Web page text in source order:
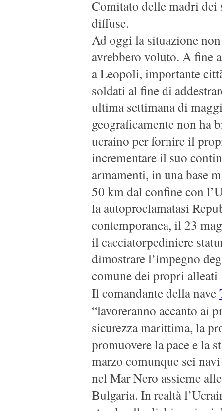
Comitato delle madri dei
diffuse.
Ad oggi la situazione
avrebbero voluto. A fine
a Leopoli, importante
soldati al fine di
ultima settimana di
geograficamente non ha
ucraino per fornire il
incrementare il suo
armamenti, in una base
50 km dal confine con
la autoproclamatasi
contemporanea, il 23
il cacciatorpediniere
dimostrare l’impegno
comune dei propri alleati
Il comandante della nave
“lavoreranno accanto ai
sicurezza marittima, la
promuovere la pace e la
marzo comunque sei
nel Mar Nero assieme
Bulgaria. In realtà